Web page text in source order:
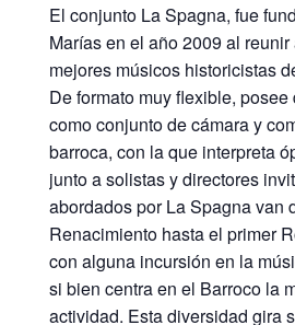
El conjunto La Spagna, fue
Marías en el año 2009 al
mejores músicos historicistas
De formato muy flexible, posee
como conjunto de cámara y
barroca, con la que interpreta
junto a solistas y directores
abordados por La Spagna van
Renacimiento hasta el primer
con alguna incursión en la
si bien centra en el Barroco la
actividad. Esta diversidad gira